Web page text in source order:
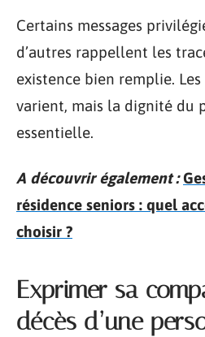
Certains messages
d’autres rappellent les
existence bien remplie.
varient, mais la dignité du
essentielle.
A découvrir également :
résidence seniors : quel
choisir ?
Exprimer sa
décès d’une